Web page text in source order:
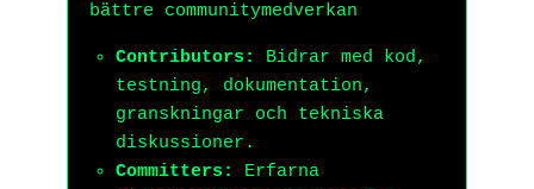
bättre communitymedverkan
Contributors:
Bidrar med kod,
testning, dokumentation,
granskningar och tekniska
diskussioner.
Committers:
Erfarna